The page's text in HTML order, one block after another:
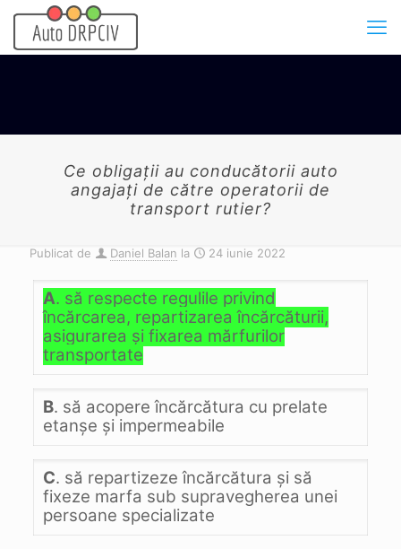
Ce obligaţii au conducătorii auto
angajaţi de către operatorii de
transport rutier?
Publicat de Daniel Balan la 24 iunie 2022
A. să respecte regulile privind
încărcarea, repartizarea încărcăturii,
asigurarea şi fixarea mărfurilor
transportate
B. să acopere încărcătura cu prelate
etanşe şi impermeabile
C. să repartizeze încărcătura şi să
fixeze marfa sub supravegherea unei
persoane specializate